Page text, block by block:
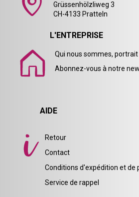
Grüssenhölzliweg 3
CH-4133 Pratteln
L'ENTREPRISE
Qui nous sommes,
Abonnez-vous à notre
AIDE
Retour
Contact
Conditions d'expédition et de
Service de rappel